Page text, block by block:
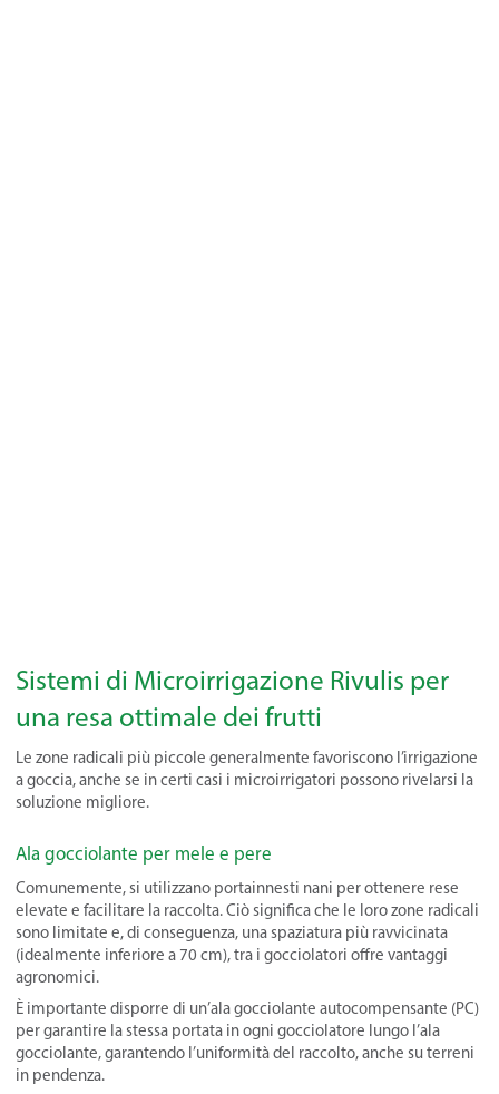
Sistemi di Microirrigazione Rivulis per
una resa ottimale dei frutti
Le zone radicali più piccole generalmente favoriscono l’irrigazione
a goccia, anche se in certi casi i microirrigatori possono rivelarsi la
soluzione migliore.
Ala gocciolante per mele e pere
Comunemente, si utilizzano portainnesti nani per ottenere rese
elevate e facilitare la raccolta. Ciò significa che le loro zone radicali
sono limitate e, di conseguenza, una spaziatura più ravvicinata
(idealmente inferiore a 70 cm), tra i gocciolatori offre vantaggi
agronomici.
È importante disporre di un’ala gocciolante autocompensante (PC)
per garantire la stessa portata in ogni gocciolatore lungo l’ala
gocciolante, garantendo l’uniformità del raccolto, anche su terreni
in pendenza.